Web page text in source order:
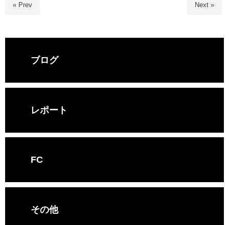
« Prev Next »
ブログ
レポート
FC
その他